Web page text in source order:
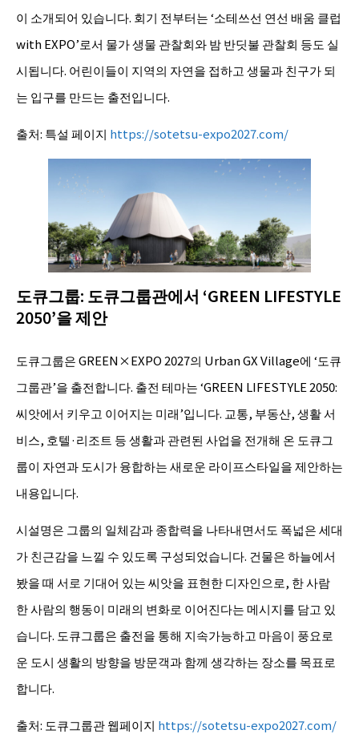
이 소개되어 있습니다. 회기 전부터는 ‘소테쓰선 연선 배움 클럽
with EXPO’로서 물가 생물 관찰회와 밤 반딧불 관찰회 등도 실
시됩니다. 어린이들이 지역의 자연을 접하고 생물과 친구가 되
는 입구를 만드는 출전입니다.
출처: 특설 페이지 https://sotetsu-expo2027.com/
도큐그룹: 도큐그룹관에서 ‘GREEN LIFESTYLE
2050’을 제안
도큐그룹은 GREEN×EXPO 2027의 Urban GX Village에 ‘도큐
그룹관’을 출전합니다. 출전 테마는 ‘GREEN LIFESTYLE 2050:
씨앗에서 키우고 이어지는 미래’입니다. 교통, 부동산, 생활 서
비스, 호텔·리조트 등 생활과 관련된 사업을 전개해 온 도큐그
룹이 자연과 도시가 융합하는 새로운 라이프스타일을 제안하는
내용입니다.
시설명은 그룹의 일체감과 종합력을 나타내면서도 폭넓은 세대
가 친근감을 느낄 수 있도록 구성되었습니다. 건물은 하늘에서
봤을 때 서로 기대어 있는 씨앗을 표현한 디자인으로, 한 사람
한 사람의 행동이 미래의 변화로 이어진다는 메시지를 담고 있
습니다. 도큐그룹은 출전을 통해 지속가능하고 마음이 풍요로
운 도시 생활의 방향을 방문객과 함께 생각하는 장소를 목표로
합니다.
출처: 도큐그룹관 웹페이지 https://sotetsu-expo2027.com/